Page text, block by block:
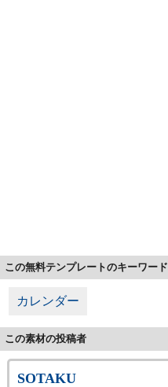
この無料テンプレートのキーワード
カレンダー
この素材の投稿者
SOTAKU